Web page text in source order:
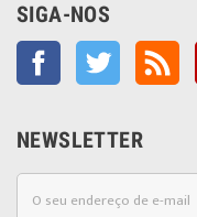
SIGA-NOS
Facebook Twitter
NEWSLETTER